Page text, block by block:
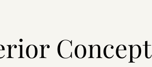
Concept